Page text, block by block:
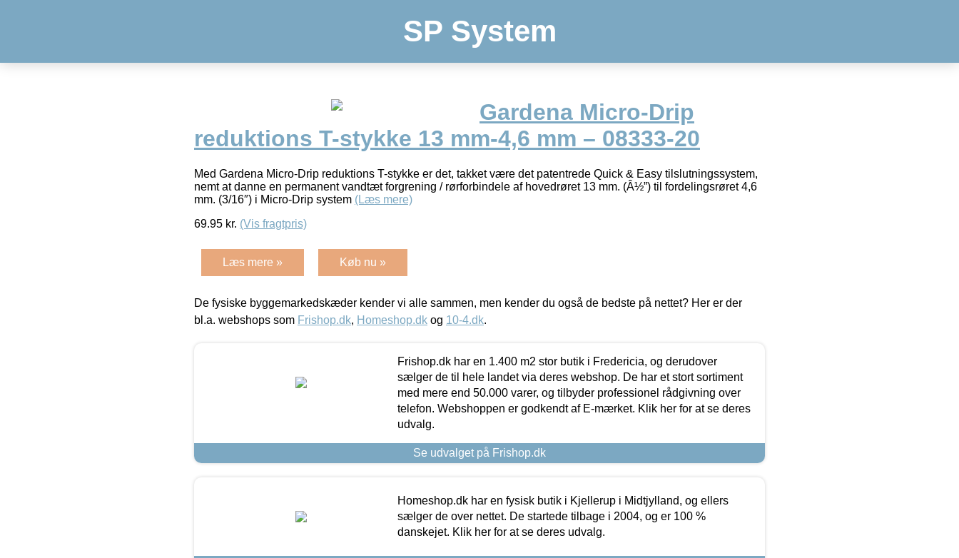
SP System
Gardena Micro-Drip
reduktions T-stykke 13 mm-4,6 mm – 08333-20
Med Gardena Micro-Drip reduktions T-stykke er det, takket være det patentrede Quick & Easy tilslutningssystem,
nemt at danne en permanent vandtæt forgrening / rørforbindele af hovedrøret 13 mm. (Â½”) til fordelingsrøret 4,6
mm. (3/16″) i Micro-Drip system (Læs mere)
69.95 kr. (Vis fragtpris)
Læs mere » Køb nu »
De fysiske byggemarkedskæder kender vi alle sammen, men kender du også de bedste på nettet? Her er der
bl.a. webshops som Frishop.dk, Homeshop.dk og 10-4.dk.
Frishop.dk har en 1.400 m2 stor butik i Fredericia, og derudover
sælger de til hele landet via deres webshop. De har et stort sortiment
med mere end 50.000 varer, og tilbyder professionel rådgivning over
telefon. Webshoppen er godkendt af E-mærket. Klik her for at se deres
udvalg.
Se udvalget på Frishop.dk
Homeshop.dk har en fysisk butik i Kjellerup i Midtjylland, og ellers
sælger de over nettet. De startede tilbage i 2004, og er 100 %
danskejet. Klik her for at se deres udvalg.